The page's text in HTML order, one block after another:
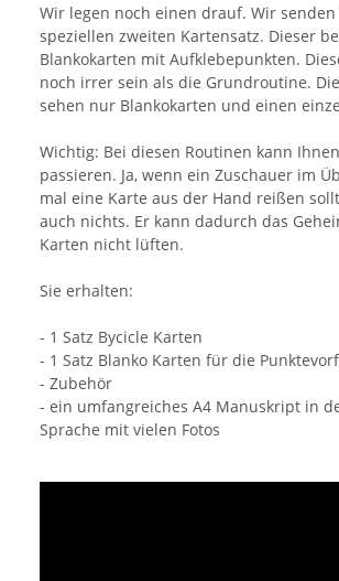
Wir legen noch einen drauf. Wir
speziellen zweiten Kartensatz. Dieser
Blankokarten mit Aufklebepunkten.
noch irrer sein als die Grundroutine.
sehen nur Blankokarten und einen
Wichtig: Bei diesen Routinen kann
passieren. Ja, wenn ein Zuschauer im
mal eine Karte aus der Hand reißen
auch nichts. Er kann dadurch das
Karten nicht lüften.
Sie erhalten:
- 1 Satz Bycicle Karten
- 1 Satz Blanko Karten für die
- Zubehör
- ein umfangreiches A4 Manuskript in
Sprache mit vielen Fotos